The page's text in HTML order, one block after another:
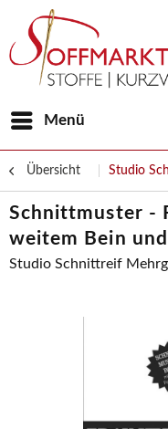
Menü
Übersicht Studio
Schnittmuster -
weitem Bein
Studio Schnittreif